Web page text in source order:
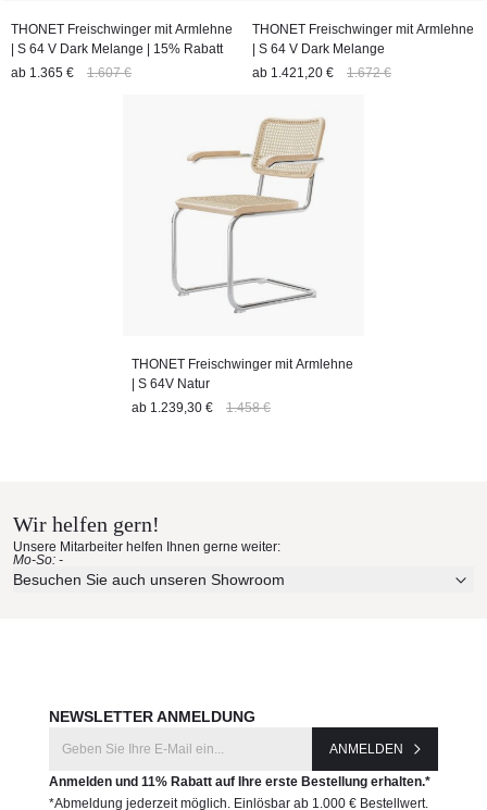
THONET Freischwinger mit Armlehne
| S 64 V Dark Melange | 15% Rabatt
ab 1.365 € 1.607 €
THONET Freischwinger mit Armlehne
| S 64 V Dark Melange
ab 1.421,20 € 1.672 €
THONET Freischwinger mit Armlehne
| S 64V Natur
ab 1.239,30 € 1.458 €
Wir helfen gern!
Unsere Mitarbeiter helfen Ihnen gerne weiter:
Mo-So: -
Besuchen Sie auch unseren Showroom
NEWSLETTER ANMELDUNG
ANMELDEN
Anmelden und 11% Rabatt auf Ihre erste Bestellung erhalten.*
*Abmeldung jederzeit möglich. Einlösbar ab 1.000 € Bestellwert.